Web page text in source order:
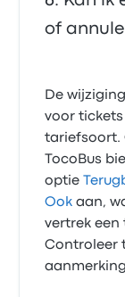
of
De
voor tickets
tariefsoort.
TocoBus
optie
Ook aan,
vertrek een
Controleer